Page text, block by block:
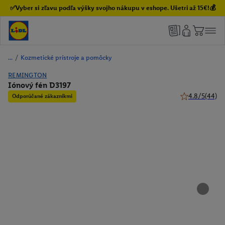
✅Vyber si zľavu podľa výšky svojho nákupu v eshope. Ušetri až 15€!💰
/ Kozmetické prístroje a pomôcky
REMINGTON
Iónový fén D3197
Odporúčané zákazníkmi 4.8/5(44)